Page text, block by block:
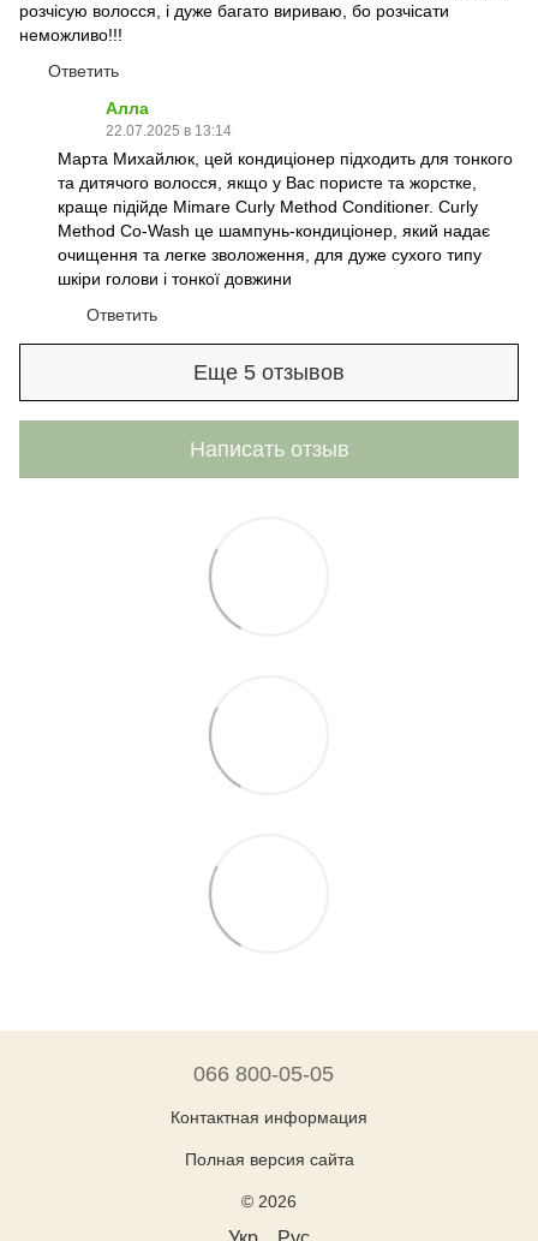
розчісую волосся, і дуже багато вириваю, бо розчісати
неможливо!!!
Ответить
Алла
22.07.2025 в 13:14
Марта Михайлюк, цей кондиціонер підходить для тонкого
та дитячого волосся, якщо у Вас пористе та жорстке,
краще підійде Mimare Curly Method Conditioner. Curly
Method Co-Wash це шампунь-кондиціонер, який надає
очищення та легке зволоження, для дуже сухого типу
шкіри голови і тонкої довжини
Ответить
Еще 5 отзывов
Написать отзыв
066 800-05-05
Контактная информация
Полная версия сайта
© 2026